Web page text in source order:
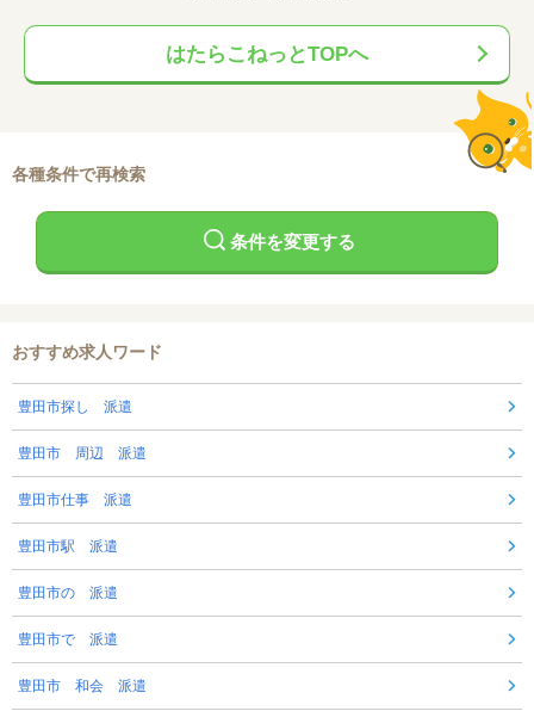
はたらこねっとTOPへ
各種条件で再検索
条件を変更する
おすすめ求人ワード
豊田市探し 派遣
豊田市 周辺 派遣
豊田市仕事 派遣
豊田市駅 派遣
豊田市の 派遣
豊田市で 派遣
豊田市 和会 派遣